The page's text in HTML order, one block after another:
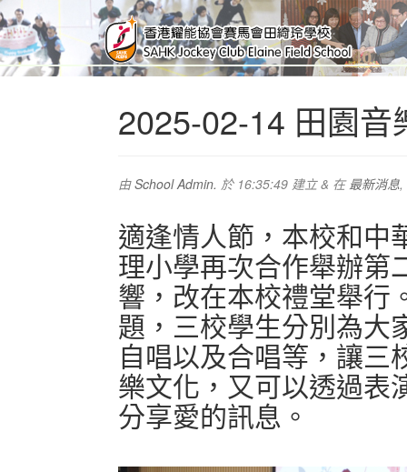
2025-02-14 田園音
由School Admin. 於 16:35:49 建立& 在最新消息,
適逢情人節，本校和中
理小學再次合作舉辦第
響，改在本校禮堂舉行
題，三校學生分別為大
自唱以及合唱等，讓三
樂文化，又可以透過表
分享愛的訊息。